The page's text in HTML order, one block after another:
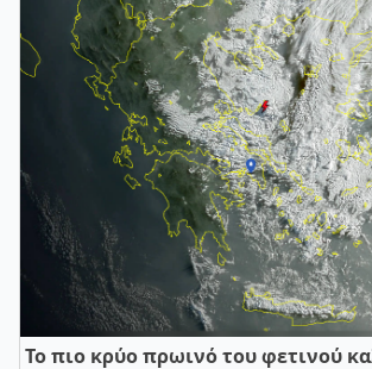
Το πιο κρύο πρωινό του φετινού